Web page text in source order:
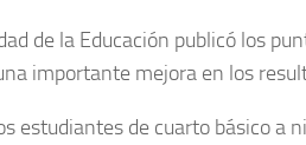
de la Educación publicó los
importante mejora en los
estudiantes de cuarto básico a